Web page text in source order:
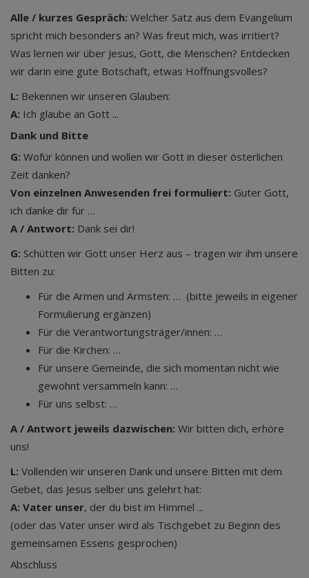
Alle / kurzes Gespräch: Welcher Satz aus dem Evangelium
spricht mich besonders an? Was freut mich, was irritiert?
Was lernen wir über Jesus, Gott, die Menschen? Entdecken
wir darin eine gute Botschaft, etwas Hoffnungsvolles?
L: Bekennen wir unseren Glauben:
A: Ich glaube an Gott ...
Dank und Bitte
G: Wofür können und wollen wir Gott in dieser österlichen
Zeit danken?
Von einzelnen Anwesenden frei formuliert: Guter Gott,
ich danke dir für …
A / Antwort: Dank sei dir!
G: Schütten wir Gott unser Herz aus – tragen wir ihm unsere
Bitten zu:
Für die Armen und Ärmsten: … (bitte jeweils in eigener
Formulierung ergänzen)
Für die Verantwortungsträger/innen: …
Für die Kirchen: …
Für unsere Gemeinde, die sich momentan nicht wie
gewohnt versammeln kann: …
Für uns selbst: …
A / Antwort jeweils dazwischen: Wir bitten dich, erhöre
uns!
L: Vollenden wir unseren Dank und unsere Bitten mit dem
Gebet, das Jesus selber uns gelehrt hat:
A: Vater unser, der du bist im Himmel ...
(oder das Vater unser wird als Tischgebet zu Beginn des
gemeinsamen Essens gesprochen)
Abschluss